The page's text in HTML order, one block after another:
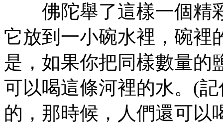
佛陀舉了這樣一個精
它放到一小碗水裡，碗裡
是，如果你把同樣數量的
可以喝這條河裡的水。(
的，那時候，人們還可以